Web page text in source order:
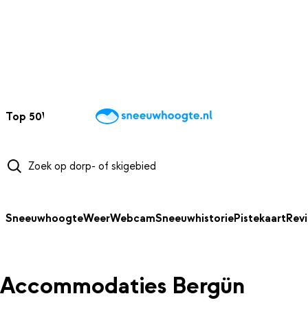
Top 50Webcams WintersportweerKaarten
SneeuwhoogteWeerWebcamSneeuwhistoriePistekaart
Accommodaties Bergün